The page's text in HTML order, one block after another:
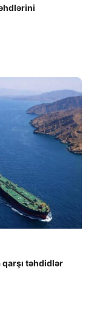
qarşı təhdidlər